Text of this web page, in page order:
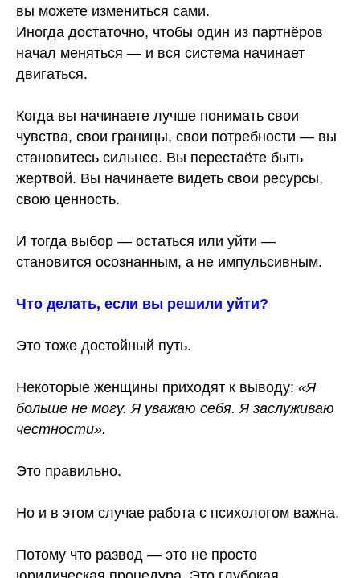
вы можете измениться сами.
Иногда достаточно, чтобы один из партнёров
начал меняться — и вся система начинает
двигаться.
Когда вы начинаете лучше понимать свои
чувства, свои границы, свои потребности — вы
становитесь сильнее. Вы перестаёте быть
жертвой. Вы начинаете видеть свои ресурсы,
свою ценность.
И тогда выбор — остаться или уйти —
становится осознанным, а не импульсивным.
Что делать, если вы решили уйти?
Это тоже достойный путь.
Некоторые женщины приходят к выводу: «Я
больше не могу. Я уважаю себя. Я заслуживаю
честности».
Это правильно.
Но и в этом случае работа с психологом важна.
Потому что развод — это не просто